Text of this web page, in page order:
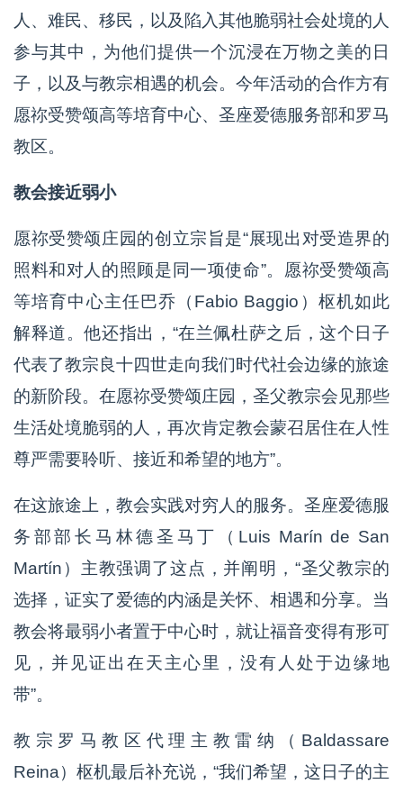
人、难民、移民，以及陷入其他脆弱社会处境的人
参与其中，为他们提供一个沉浸在万物之美的日
子，以及与教宗相遇的机会。今年活动的合作方有
愿祢受赞颂高等培育中心、圣座爱德服务部和罗马
教区。
教会接近弱小
愿祢受赞颂庄园的创立宗旨是“展现出对受造界的
照料和对人的照顾是同一项使命”。愿祢受赞颂高
等培育中心主任巴乔（Fabio Baggio）枢机如此
解释道。他还指出，“在兰佩杜萨之后，这个日子
代表了教宗良十四世走向我们时代社会边缘的旅途
的新阶段。在愿祢受赞颂庄园，圣父教宗会见那些
生活处境脆弱的人，再次肯定教会蒙召居住在人性
尊严需要聆听、接近和希望的地方”。
在这旅途上，教会实践对穷人的服务。圣座爱德服
务部部长马林德圣马丁（Luis Marín de San
Martín）主教强调了这点，并阐明，“圣父教宗的
选择，证实了爱德的内涵是关怀、相遇和分享。当
教会将最弱小者置于中心时，就让福音变得有形可
见，并见证出在天主心里，没有人处于边缘地
带”。
教宗罗马教区代理主教雷纳（Baldassare
Reina）枢机最后补充说，“我们希望，这日子的主